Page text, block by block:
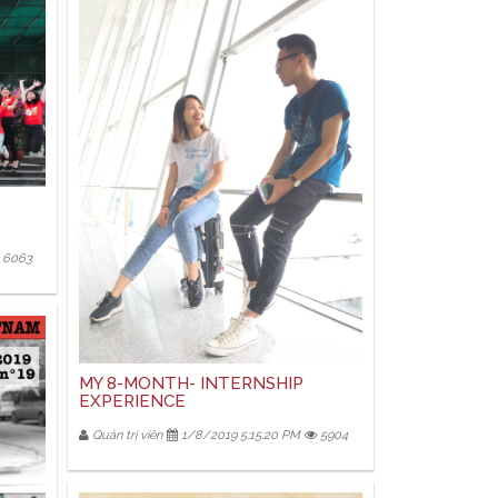
6063
MY 8-MONTH- INTERNSHIP
EXPERIENCE
Quản trị viên 1/8/2019 5:15:20 PM 5904